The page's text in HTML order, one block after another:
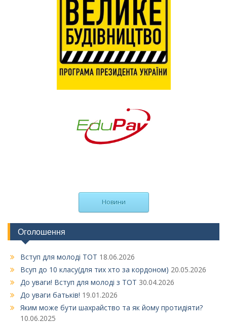
Новини
Оголошення
Вступ для молоді ТОТ 18.06.2026
Всуп до 10 класу(для тих хто за кордоном) 20.05.2026
До уваги! Вступ для молоді з ТОТ 30.04.2026
До уваги батьків! 19.01.2026
Яким може бути шахрайство та як йому протидіяти?
10.06.2025